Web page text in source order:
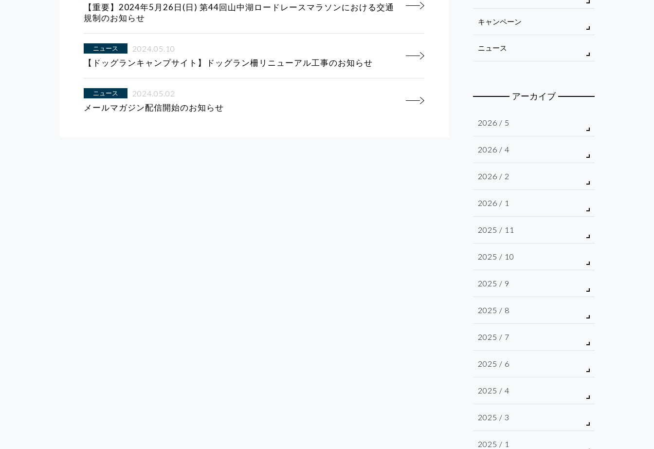
キャンペーン
ニュース
アーカイブ
2026 / 5
2026 / 4
2026 / 2
2026 / 1
2025 / 11
2025 / 10
2025 / 9
2025 / 8
2025 / 7
2025 / 6
2025 / 4
2025 / 3
2025 / 1
【重要】2024年5月26日(日) 第44回山中湖ロードレースマラソンにおける交通
規制のお知らせ
ニュース 2024.05.10
【ドッグランキャンプサイト】ドッグラン柵リニューアル工事のお知らせ
ニュース 2024.05.02
メールマガジン配信開始のお知らせ